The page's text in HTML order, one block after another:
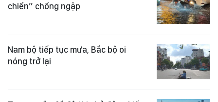
chiến” chống ngập
Nam bộ tiếp tục mưa, Bắc bộ oi
nóng trở lại